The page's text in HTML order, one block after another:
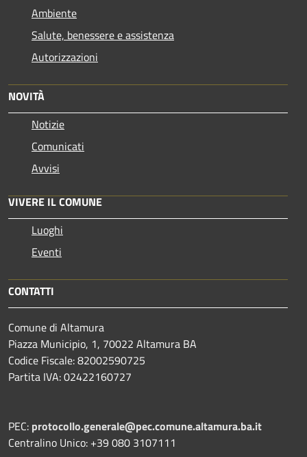
Ambiente
Salute, benessere e assistenza
Autorizzazioni
NOVITÀ
Notizie
Comunicati
Avvisi
VIVERE IL COMUNE
Luoghi
Eventi
CONTATTI
Comune di Altamura
Piazza Municipio, 1, 70022 Altamura BA
Codice Fiscale: 82002590725
Partita IVA: 02422160727
PEC: protocollo.generale@pec.comune.altamura.ba.it
Centralino Unico: +39 080 3107111